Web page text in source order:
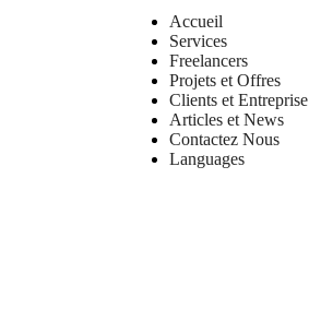
Accueil
Services
Freelancers
Projets et Offres
Clients et Entreprise
Articles et News
Contactez Nous
Languages